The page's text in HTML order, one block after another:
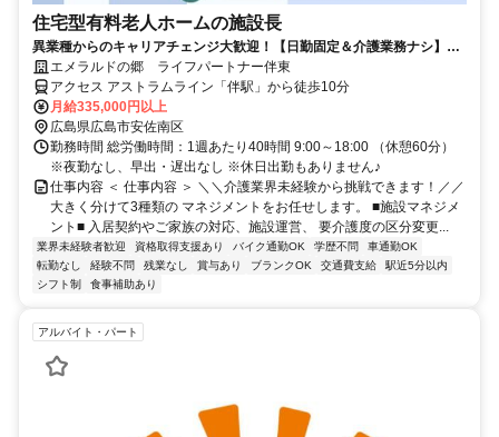
住宅型有料老人ホームの施設長
異業種からのキャリアチェンジ大歓迎！【日勤固定＆介護業務ナシ】東
証上場グループの安定基盤で、次のステップへ。
エメラルドの郷 ライフパートナー伴東
アクセス アストラムライン「伴駅」から徒歩10分
月給335,000円以上
広島県広島市安佐南区
勤務時間 総労働時間：1週あたり40時間 9:00～18:00 （休憩60分）
※夜勤なし、早出・遅出なし ※休日出勤もありません♪
仕事内容 ＜ 仕事内容 ＞ ＼＼介護業界未経験から挑戦できます！／／
大きく分けて3種類の マネジメントをお任せします。 ■施設マネジメ
ント■ 入居契約やご家族の対応、施設運営、 要介護度の区分変更...
業界未経験者歓迎 資格取得支援あり バイク通勤OK 学歴不問
車通勤OK
転勤なし
経験不問 残業なし 賞与あり ブランクOK 交通費支給
駅近5分以内
シフト制
食事補助あり
アルバイト・パート